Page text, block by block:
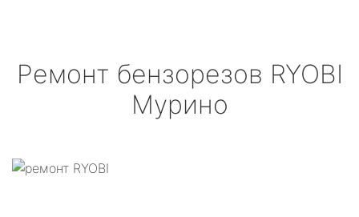
Ремонт бензорезов RYOBI
Мурино